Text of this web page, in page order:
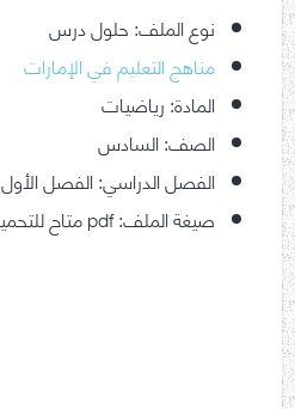
نوع الملف: حلول درس
مناهج التعليم في الإمارات
المادة: رياضيات
الصف: السادس
الفصل الدراسي: الفصل الأول
صيغة الملف: pdf متاح للتحميل